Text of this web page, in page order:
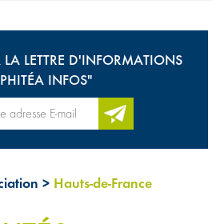
LETTRE D'INFORMATIONS
INFOS"
> Hauts-de-France